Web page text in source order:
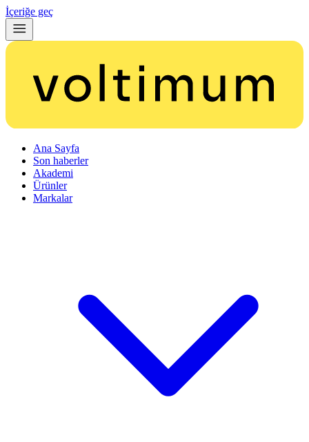
İçeriğe geç
Ana Sayfa
Son haberler
Akademi
Ürünler
Markalar